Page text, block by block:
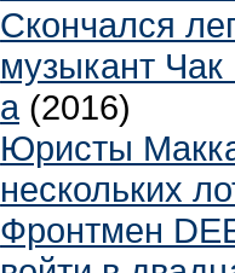
Cкончался
музыкант
а (2016)
Юристы
нескольких
Фронтмен